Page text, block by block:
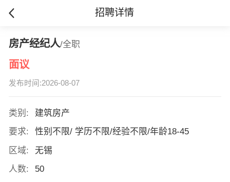
招聘详情
房产经纪人/全职
面议
发布时间:2026-08-07
类别:
建筑房产
要求:
性别不限/ 学历不限/经验不限/年龄18-45
区域:
无锡
人数:
50